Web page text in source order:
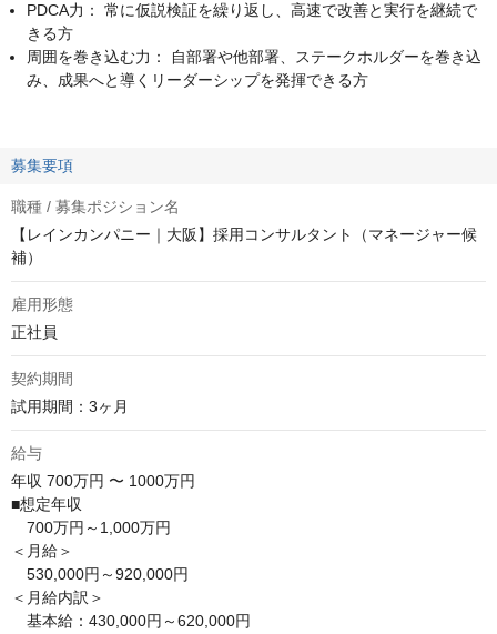
PDCA力： 常に仮説検証を繰り返し、高速で改善と実行を継続で
きる方
周囲を巻き込む力： 自部署や他部署、ステークホルダーを巻き込
み、成果へと導くリーダーシップを発揮できる方
募集要項
職種 / 募集ポジション名
【レインカンパニー｜大阪】採用コンサルタント（マネージャー候
補）
雇用形態
正社員
契約期間
試用期間：3ヶ月
給与
年収 700万円 〜 1000万円
■想定年収
700万円～1,000万円
＜月給＞
530,000円～920,000円
＜月給内訳＞
基本給：430,000円～620,000円